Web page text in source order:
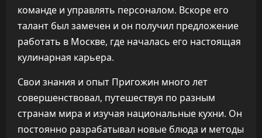
команде и управлять персоналом. Вскоре его
талант был замечен и он получил предложение
работать в Москве, где началась его настоящая
кулинарная карьера.
Свои знания и опыт Пригожин много лет
совершенствовал, путешествуя по разным
странам мира и изучая национальные кухни. Он
постоянно разрабатывал новые блюда и методы